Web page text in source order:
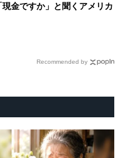
現金ですか」と聞くアメリカ
Recommended by